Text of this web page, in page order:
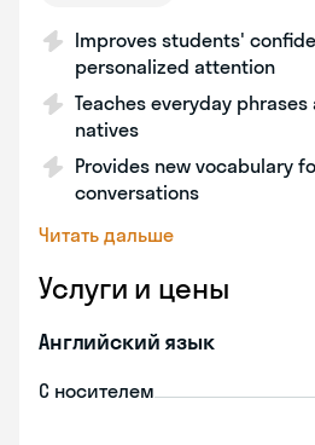
Improves students'
personalized attention
Teaches everyday
natives
Provides new vocabulary
conversations
Читать дальше
Услуги и цены
Английский язык
С носителем